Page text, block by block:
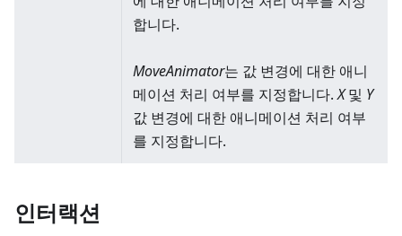
합니다.
MoveAnimator는 값 변경에 대한 애니
메이션 처리 여부를 지정합니다.X및 Y
값 변경에 대한 애니메이션 처리 여부
를 지정합니다.
인터랙션